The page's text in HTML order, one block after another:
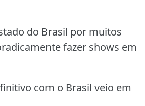
do Brasil por muitos
fazer shows em
com o Brasil veio em